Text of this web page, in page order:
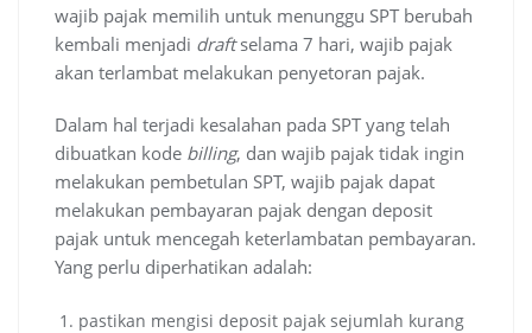
wajib pajak memilih untuk menunggu SPT berubah
kembali menjadi draftselama 7 hari, wajib pajak
akan terlambat melakukan penyetoran pajak.
Dalam hal terjadi kesalahan pada SPT yang telah
dibuatkan kode billing, dan wajib pajak tidak ingin
melakukan pembetulan SPT, wajib pajak dapat
melakukan pembayaran pajak dengan deposit
pajak untuk mencegah keterlambatan pembayaran.
Yang perlu diperhatikan adalah:
pastikan mengisi deposit pajak sejumlah kurang